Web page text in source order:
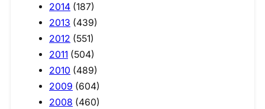
2014 (187)
2013 (439)
2012 (551)
2011 (504)
2010 (489)
2009 (604)
2008 (460)